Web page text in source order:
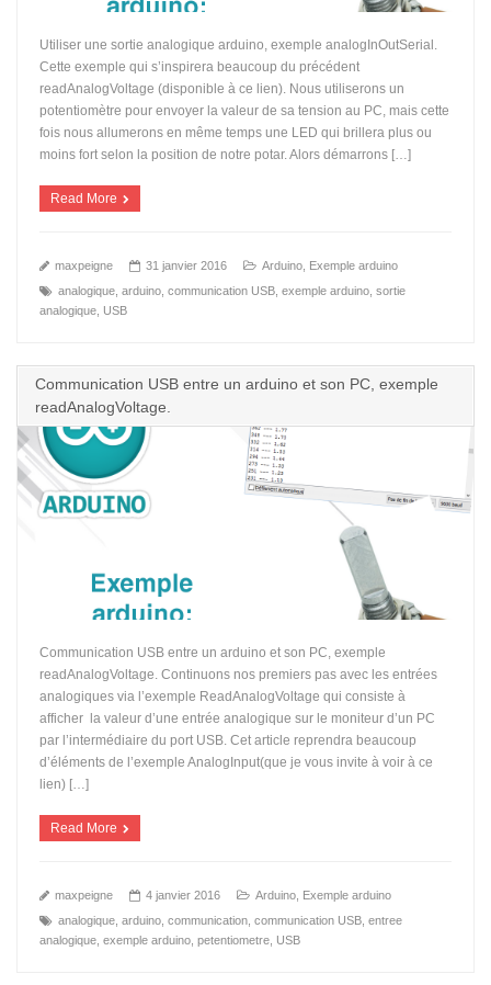
Utiliser une sortie analogique arduino, exemple analogInOutSerial.
Cette exemple qui s’inspirera beaucoup du précédent
readAnalogVoltage (disponible à ce lien). Nous utiliserons un
potentiomètre pour envoyer la valeur de sa tension au PC, mais cette
fois nous allumerons en même temps une LED qui brillera plus ou
moins fort selon la position de notre potar. Alors démarrons […]
Read More
maxpeigne 31 janvier 2016 Arduino
Exemple arduino
analogique ,arduino ,communication USB ,exemple arduino ,sortie
analogique
USB
Communication USB entre un arduino et son PC, exemple
readAnalogVoltage.
Communication USB entre un arduino et son PC, exemple
readAnalogVoltage. Continuons nos premiers pas avec les entrées
analogiques via l’exemple ReadAnalogVoltage qui consiste à
afficher la valeur d’une entrée analogique sur le moniteur d’un PC
par l’intermédiaire du port USB. Cet article reprendra beaucoup
d’éléments de l’exemple AnalogInput(que je vous invite à voir à ce
lien) […]
Read More
maxpeigne 4 janvier 2016 Arduino Exemple arduino
analogique ,arduino ,communication ,communication USB ,entree
analogique ,exemple arduino ,petentiometre USB